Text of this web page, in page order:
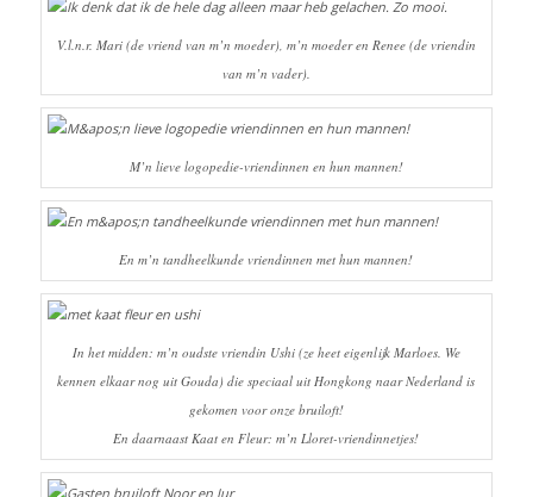
V.l.n.r. Mari (de vriend van m’n moeder), m’n moeder en Renee (de vriendin
van m’n vader).
M’n lieve logopedie-vriendinnen en hun mannen!
En m’n tandheelkunde vriendinnen met hun mannen!
In het midden: m’n oudste vriendin Ushi (ze heet eigenlijk Marloes. We
kennen elkaar nog uit Gouda) die speciaal uit Hongkong naar Nederland is
gekomen voor onze bruiloft!
En daarnaast Kaat en Fleur: m’n Lloret-vriendinnetjes!